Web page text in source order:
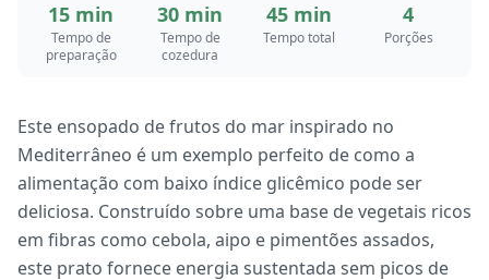
15 min
Tempo de
preparação
30 min
Tempo de
cozedura
45 min
Tempo total
4
Porções
Este ensopado de frutos do mar inspirado no
Mediterrâneo é um exemplo perfeito de como a
alimentação com baixo índice glicêmico pode ser
deliciosa. Construído sobre uma base de vegetais ricos
em fibras como cebola, aipo e pimentões assados,
este prato fornece energia sustentada sem picos de